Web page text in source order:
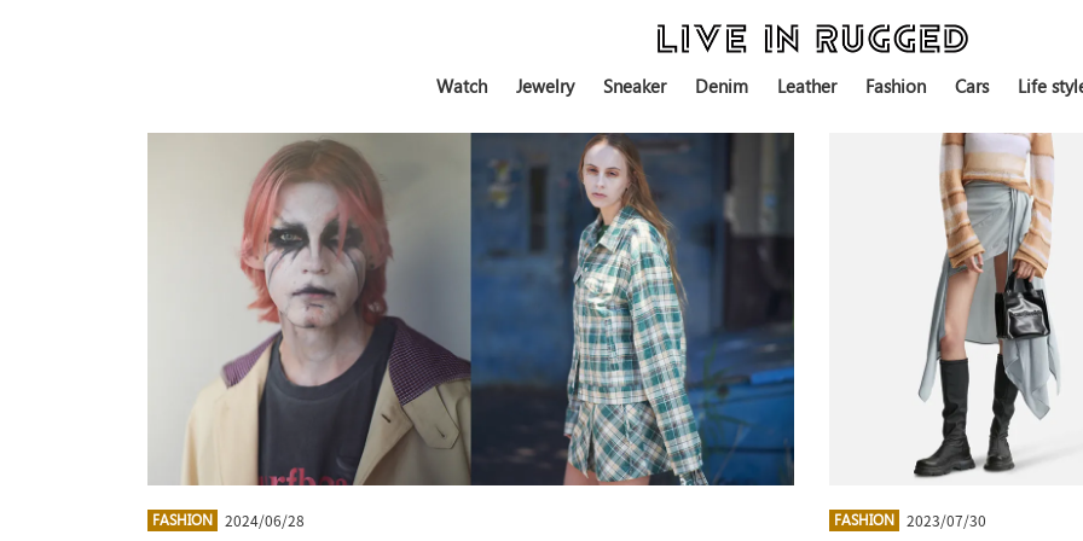
Watch Jewelry Sneaker Denim Leather Fashion Cars Life
FASHION 2024/06/28 FASHION 2023/07/30